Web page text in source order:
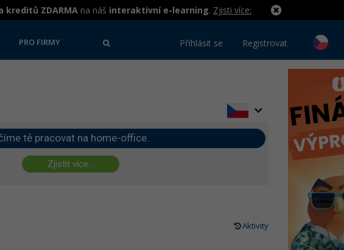
kreditů ZDARMA na náš interaktivní e-learning. Zjisti více:
PRO FIRMY Přihlásit se Registrovat
tě pracovat na home-office.
Zjistit více...
Aktivity